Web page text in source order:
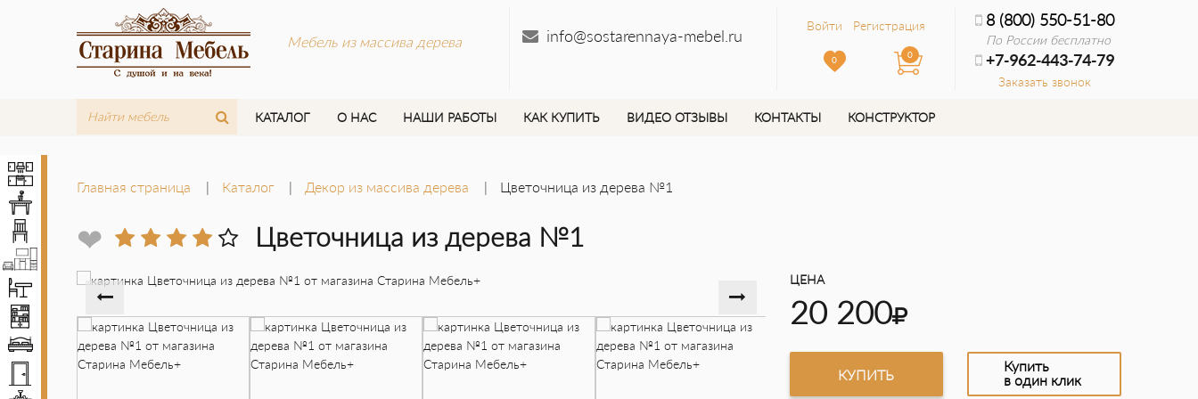
Мебель из массива дерева info@sostarennaya-mebel.ru
Войти Регистрация
0 0
8 (800) 550-51-80
По России бесплатно
+7-962-443-74-79
Заказать звонок
КАТАЛОГ О НАС НАШИ РАБОТЫ КАК КУПИТЬ ВИДЕО ОТЗЫВЫ КОНТАКТЫ КОНСТРУКТОР
Стулья
Комплекты мебели
Шкафы
Кровати
Двери
Главная страница Каталог Декор из массива дерева Цветочница из дерева №1
❤ Цветочница из дерева №1
ЦЕНА
20 200
КУПИТЬ
Купить
в один клик